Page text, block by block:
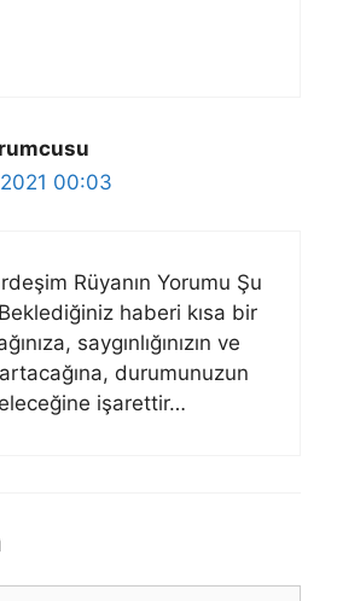
00:03
Rüyanın Yorumu Şu
haberi kısa bir
saygınlığınızın ve
durumunuzun
işarettir…